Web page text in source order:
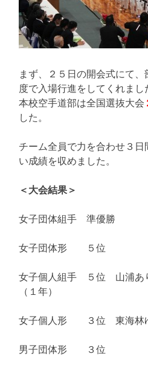
まず、２５日の開会式にて
度で入場行進をしてくれまし
本校空手道部は全国選抜大会
した。
チーム全員で力を合わせ３
い成績を収めました。
＜大会結果＞
女子団体組手 準優勝
女子団体形 ５位
女子個人組手 ５位 山浦あ
（１年）
女子個人形 ３位 東海林ゆ
男子団体形 ３位